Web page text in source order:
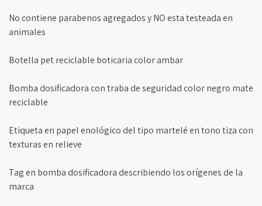
No contiene parabenos agregados y NO esta testeada en
animales
Botella pet reciclable boticaria color ambar
Bomba dosificadora con traba de seguridad color negro mate
reciclable
Etiqueta en papel enológico del tipo martelé en tono tiza con
texturas en relieve
Tag en bomba dosificadora describiendo los orígenes de la
marca